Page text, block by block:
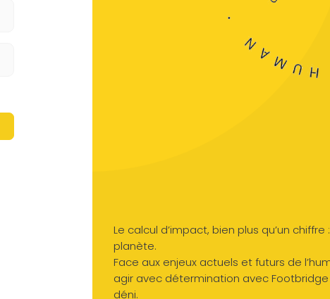
Le calcul d’impact, bien plus qu’un
planète.
Face aux enjeux actuels et futurs de
agir avec détermination avec
déni.